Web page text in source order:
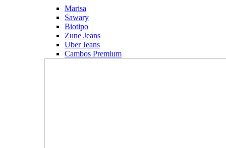
Marisa
Sawary
Biotipo
Zune Jeans
Uber Jeans
Cambos Premium